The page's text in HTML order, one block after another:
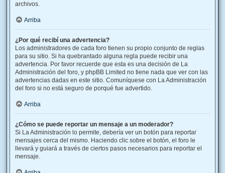
archivos.
Arriba
¿Por qué recibí una advertencia?
Los administradores de cada foro tienen su propio conjunto de reglas
para su sitio. Si ha quebrantado alguna regla puede recibir una
advertencia. Por favor recuerde que esta es una decisión de La
Administración del foro, y phpBB Limited no tiene nada que ver con las
advertencias dadas en este sitio. Comuníquese con La Administración
del foro si no está seguro de porqué fue advertido.
Arriba
¿Cómo se puede reportar un mensaje a un moderador?
Si La Administración lo permite, debería ver un botón para reportar
mensajes cerca del mismo. Haciendo clic sobre el botón, el foro le
llevará y guiará a través de ciertos pasos necesarios para reportar el
mensaje.